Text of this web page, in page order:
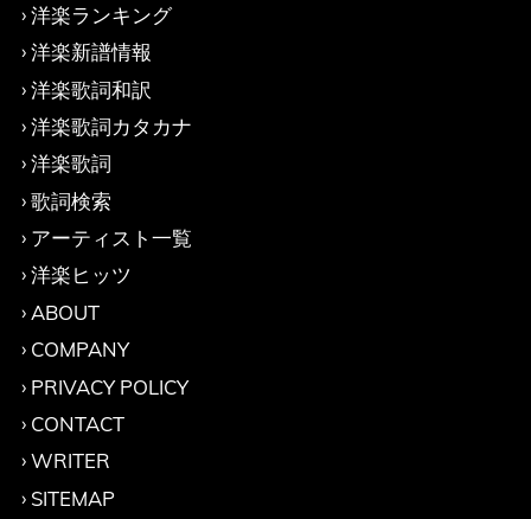
洋楽ランキング
洋楽新譜情報
洋楽歌詞和訳
洋楽歌詞カタカナ
洋楽歌詞
歌詞検索
アーティスト一覧
洋楽ヒッツ
ABOUT
COMPANY
PRIVACY POLICY
CONTACT
WRITER
SITEMAP